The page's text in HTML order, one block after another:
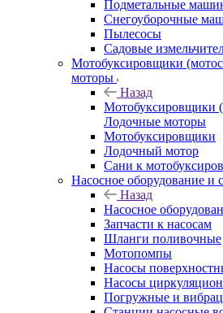
Подметальные
Снегоуборочные
Пылесосы
Садовые
Мотобуксировщики
моторы
Назад
Мотобуксировщики
Лодочные моторы
Мотобуксировщики
Лодочный мотор
Сани к
Насосное оборудование и
Назад
Насосное
Запчасти к насосам
Шланги поливочные
Мотопомпы
Насосы
Насосы
Погружные и